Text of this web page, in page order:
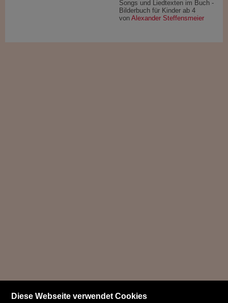
Songs und Liedtexten im Buch -
Bilderbuch für Kinder ab 4
von Alexander Steffensmeier
Diese Webseite verwendet Cookies